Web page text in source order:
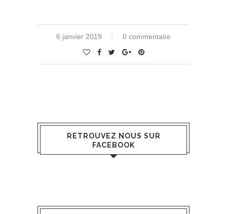
6 janvier 2019 0 commentaire
RETROUVEZ NOUS SUR
FACEBOOK